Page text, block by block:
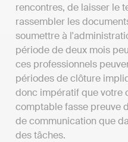
rencontres, de laisser le
rassembler les
soumettre à
période de deux mois
ces professionnels
périodes de clôture
donc impératif que votre
comptable fasse preuve
de communication que
des tâches.